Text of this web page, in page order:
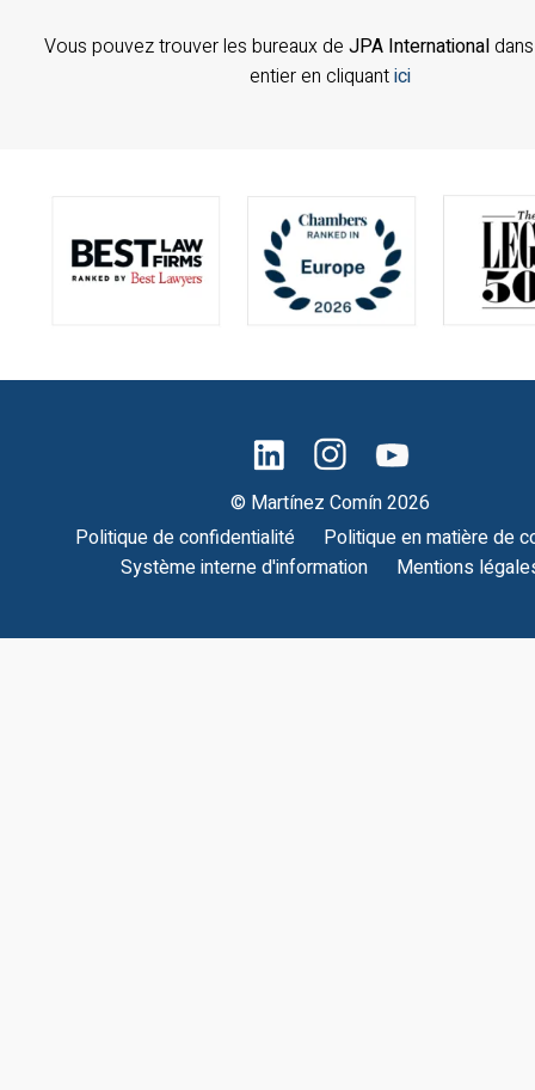
Vous pouvez trouver les bureaux de JPA International
entier en cliquantici
© Martínez Comín 2026
Politique de confidentialité
Politique en matière de
Système interne d'information
Mentions